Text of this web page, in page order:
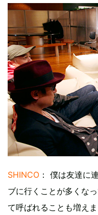
SHINCO ： 僕は友達に
ブに行くことが多くな
て呼ばれることも増え